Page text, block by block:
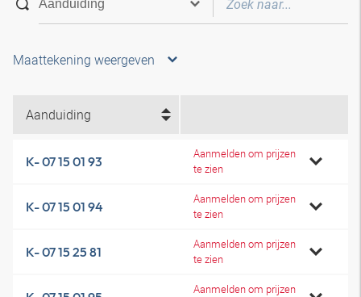
Maattekening weergeven
Aanduiding
K- 07 15 01 93
Aanmelden om prijzen
te zien
K- 07 15 01 94
Aanmelden om prijzen
te zien
K- 07 15 25 81
Aanmelden om prijzen
te zien
Aanmelden om prijzen